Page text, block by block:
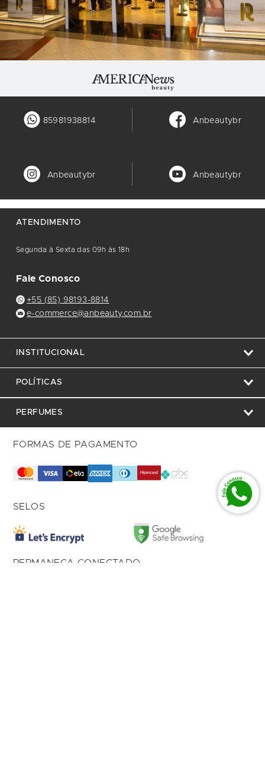
85981938814 Anbeautybr
Anbeautybr Anbeautybr
ATENDIMENTO
Segunda à Sexta das 09h às 18h
Fale Conosco
+55 (85) 98193-8814
e-commerce@anbeauty.com.br
INSTITUCIONAL
POLÍTICAS
PERFUMES
FORMAS DE PAGAMENTO
SELOS
PERMANEÇA CONECTADO